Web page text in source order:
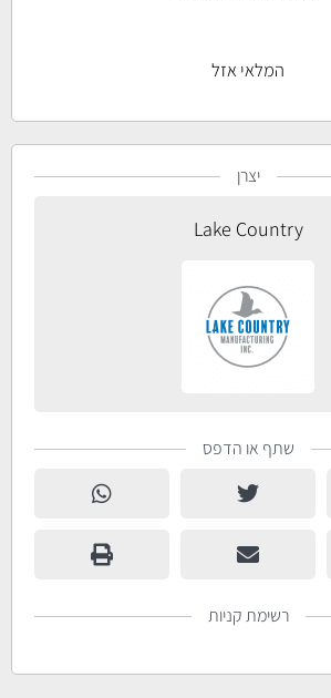
המלאי אזל
יצרן
Lake Country
שתף או הדפס
רשימת קניות